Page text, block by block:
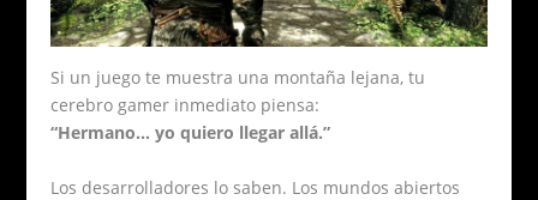
Si un juego te muestra una montaña lejana, tu
cerebro gamer inmediato piensa:
“Hermano… yo quiero llegar allá.”
Los desarrolladores lo saben. Los mundos abiertos